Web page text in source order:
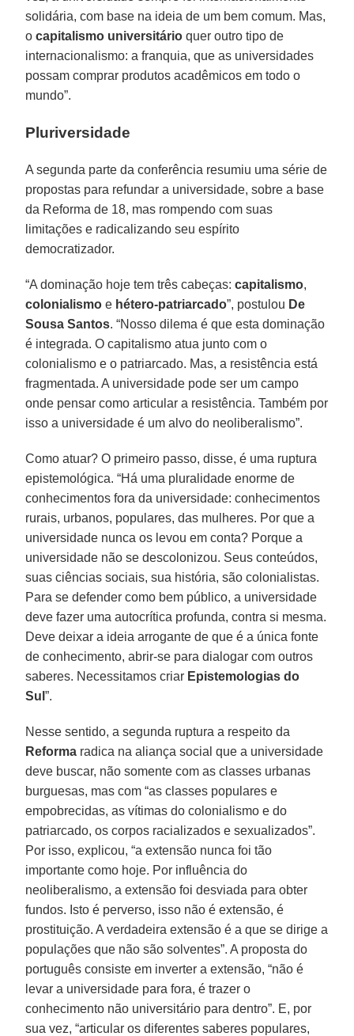
solidária, com base na ideia de um bem comum. Mas,
ocapitalismo universitário quer outro tipo de
internacionalismo: a franquia, que as universidades
possam comprar produtos acadêmicos em todo o
mundo”.
Pluriversidade
A segunda parte da conferência resumiu uma série de
propostas para refundar a universidade, sobre a base
da Reforma de 18, mas rompendo com suas
limitações e radicalizando seu espírito
democratizador.
“A dominação hoje tem três cabeças:capitalismo,
colonialismo e hétero-patriarcado”, postulou De
Sousa Santos. “Nosso dilema é que esta dominação
é integrada. O capitalismo atua junto com o
colonialismo e o patriarcado. Mas, a resistência está
fragmentada. A universidade pode ser um campo
onde pensar como articular a resistência. Também por
isso a universidade é um alvo do neoliberalismo”.
Como atuar? O primeiro passo, disse, é uma ruptura
epistemológica. “Há uma pluralidade enorme de
conhecimentos fora da universidade: conhecimentos
rurais, urbanos, populares, das mulheres. Por que a
universidade nunca os levou em conta? Porque a
universidade não se descolonizou. Seus conteúdos,
suas ciências sociais, sua história, são colonialistas.
Para se defender como bem público, a universidade
deve fazer uma autocrítica profunda, contra si mesma.
Deve deixar a ideia arrogante de que é a única fonte
de conhecimento, abrir-se para dialogar com outros
saberes. Necessitamos criar Epistemologias do
Sul”.
Nesse sentido, a segunda ruptura a respeito da
Reforma radica na aliança social que a universidade
deve buscar, não somente com as classes urbanas
burguesas, mas com “as classes populares e
empobrecidas, as vítimas do colonialismo e do
patriarcado, os corpos racializados e sexualizados”.
Por isso, explicou, “a extensão nunca foi tão
importante como hoje. Por influência do
neoliberalismo, a extensão foi desviada para obter
fundos. Isto é perverso, isso não é extensão, é
prostituição. A verdadeira extensão é a que se dirige a
populações que não são solventes”. A proposta do
português consiste em inverter a extensão, “não é
levar a universidade para fora, é trazer o
conhecimento não universitário para dentro”. E, por
sua vez, “articular os diferentes saberes populares,